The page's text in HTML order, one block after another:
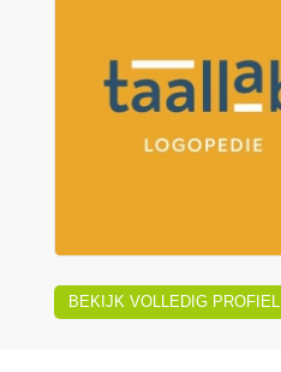
BEKIJK VOLLEDIG PROFIEL